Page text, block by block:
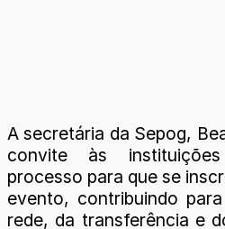
A secretária da Sepog,
convite às
processo para que se
evento, contribuindo
rede, da transferência e